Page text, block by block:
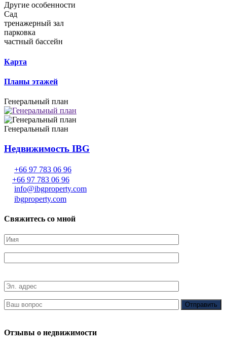
Другие особенности
Сад
тренажерный зал
парковка
частный бассейн
Карта
Планы этажей
Генеральный план
Генеральный план
Недвижимость IBG
+66 97 783 06 96
+66 97 783 06 96
info@ibgproperty.com
ibgproperty.com
Свяжитесь со мной
Отзывы о недвижимости